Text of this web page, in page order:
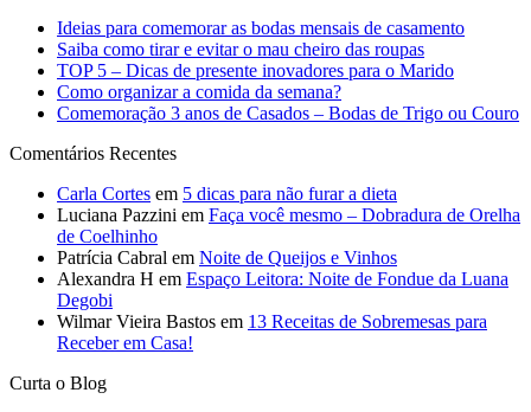
Ideias para comemorar as bodas mensais de casamento
Saiba como tirar e evitar o mau cheiro das roupas
TOP 5 – Dicas de presente inovadores para o Marido
Como organizar a comida da semana?
Comemoração 3 anos de Casados – Bodas de Trigo ou Couro
Comentários Recentes
Carla Cortes em 5 dicas para não furar a dieta
Luciana Pazzini em Faça você mesmo – Dobradura de Orelha
de Coelhinho
Patrícia Cabral em Noite de Queijos e Vinhos
Alexandra H em Espaço Leitora: Noite de Fondue da Luana
Degobi
Wilmar Vieira Bastos em 13 Receitas de Sobremesas para
Receber em Casa!
Curta o Blog